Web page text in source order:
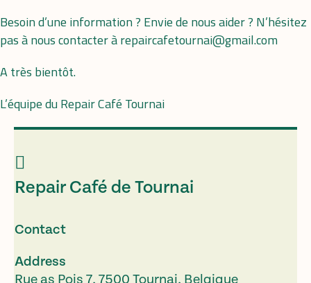
Besoin d’une information ? Envie de nous aider ? N’hésitez
pas à nous contacter à repaircafetournai@gmail.com
A très bientôt.
L’équipe du Repair Café Tournai
Repair Café de Tournai
Contact
Address